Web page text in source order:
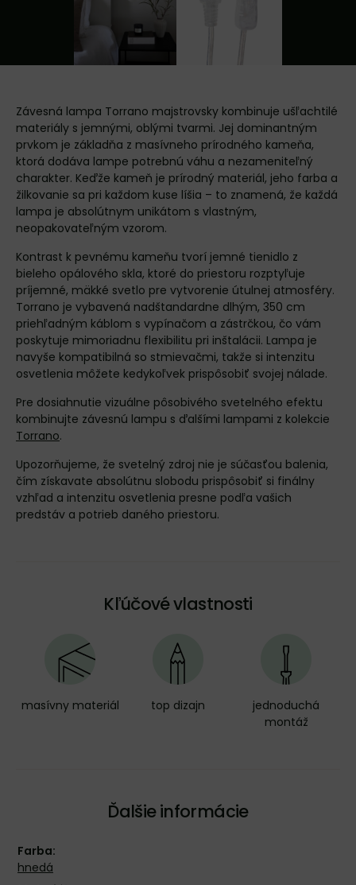
Závesná lampa Torrano majstrovsky kombinuje ušľachtilé
materiály s jemnými, oblými tvarmi. Jej dominantným
prvkom je základňa z masívneho prírodného kameňa,
ktorá dodáva lampe potrebnú váhu a nezameniteľný
charakter. Keďže kameň je prírodný materiál, jeho farba a
žilkovanie sa pri každom kuse líšia – to znamená, že každá
lampa je absolútnym unikátom s vlastným,
neopakovateľným vzorom.
Kontrast k pevnému kameňu tvorí jemné tienidlo z
bieleho opálového skla, ktoré do priestoru rozptyľuje
príjemné, mäkké svetlo pre vytvorenie útulnej atmosféry.
Torrano je vybavená nadštandardne dlhým, 350 cm
priehľadným káblom s vypínačom a zástrčkou, čo vám
poskytuje mimoriadnu flexibilitu pri inštalácii. Lampa je
navyše kompatibilná so stmievačmi, takže si intenzitu
osvetlenia môžete kedykoľvek prispôsobiť svojej nálade.
Pre dosiahnutie vizuálne pôsobivého svetelného efektu
kombinujte závesnú lampu s ďalšími lampami z kolekcie
Torrano.
Upozorňujeme, že svetelný zdroj nie je súčasťou balenia,
čím získavate absolútnu slobodu prispôsobiť si finálny
vzhľad a intenzitu osvetlenia presne podľa vašich
predstáv a potrieb daného priestoru.
Kľúčové vlastnosti
masívny materiál top dizajn
jednoduchá
montáž
Ďalšie informácie
Farba:
hnedá